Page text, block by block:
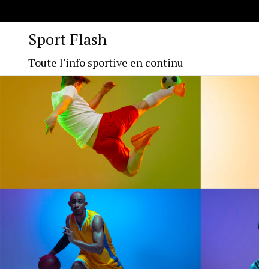
Sport Flash
Toute l'info sportive en continu